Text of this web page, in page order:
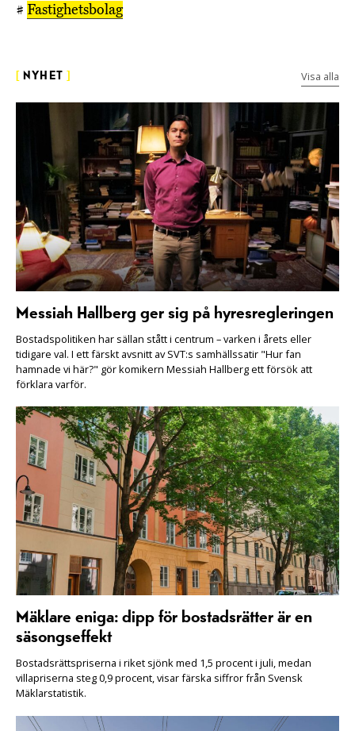
# Fastighetsbolag
NYHET Visa alla
Messiah Hallberg ger sig på hyresregleringen
Bostadspolitiken har sällan stått i centrum – varken i årets eller
tidigare val. I ett färskt avsnitt av SVT:s samhällssatir "Hur fan
hamnade vi här?" gör komikern Messiah Hallberg ett försök att
förklara varför.
Mäklare eniga: dipp för bostadsrätter är en
säsongseffekt
Bostadsrättspriserna i riket sjönk med 1,5 procent i juli, medan
villapriserna steg 0,9 procent, visar färska siffror från Svensk
Mäklarstatistik.